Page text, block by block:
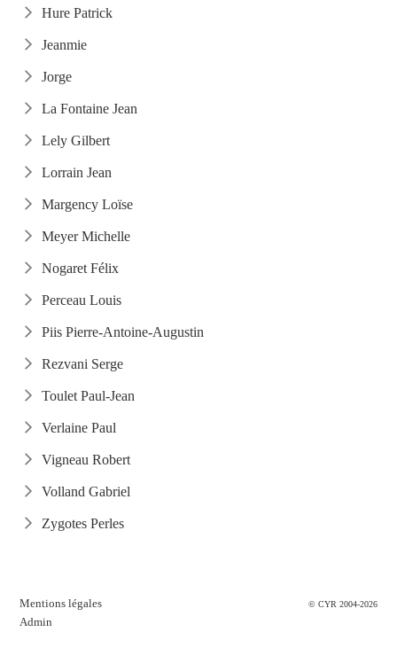
Hure Patrick
Jeanmie
Jorge
La Fontaine Jean
Lely Gilbert
Lorrain Jean
Margency Loïse
Meyer Michelle
Nogaret Félix
Perceau Louis
Piis Pierre-Antoine-Augustin
Rezvani Serge
Toulet Paul-Jean
Verlaine Paul
Vigneau Robert
Volland Gabriel
Zygotes Perles
© CYR 2004-2026
Mentions légales
Admin